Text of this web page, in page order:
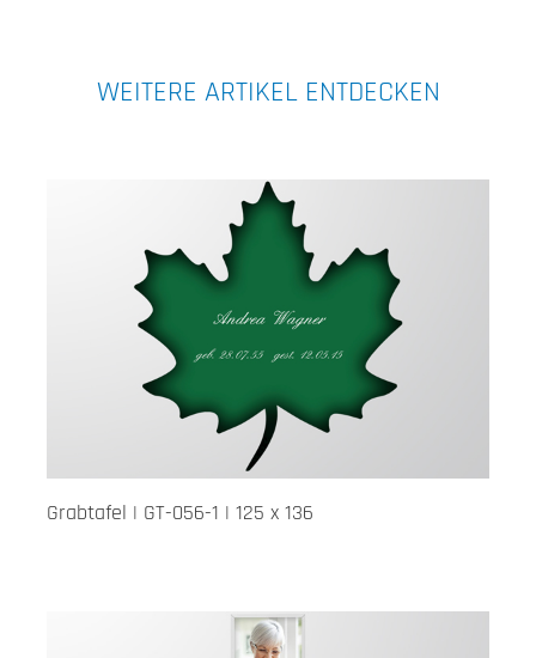
WEITERE ARTIKEL ENTDECKEN
Grabtafel | GT-056-1 | 125 x 136